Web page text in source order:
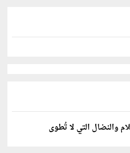
والنضال التي لا تُطوى